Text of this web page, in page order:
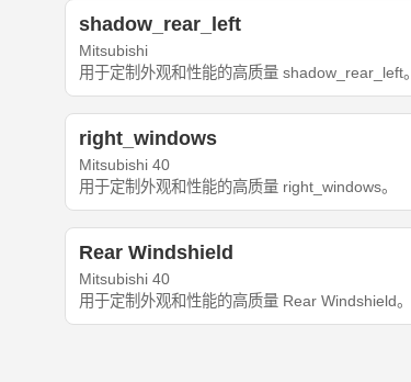
shadow_rear_left
Mitsubishi
用于定制外观和性能的高质量 shadow_rear_left。
right_windows
Mitsubishi 40
用于定制外观和性能的高质量 right_windows。
Rear Windshield
Mitsubishi 40
用于定制外观和性能的高质量 Rear Windshield。